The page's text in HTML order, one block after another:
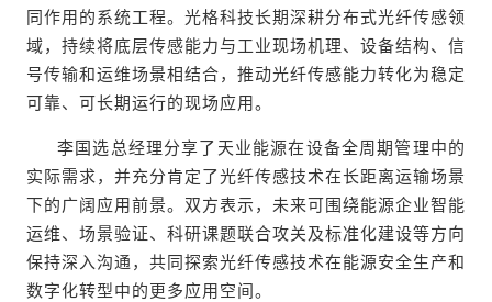
同作用的系统工程。光格科技长期深耕分布式光纤传感领
域，持续将底层传感能力与工业现场机理、设备结构、信
号传输和运维场景相结合，推动光纤传感能力转化为稳定
可靠、可长期运行的现场应用。
李国选总经理分享了天业能源在设备全周期管理中的
实际需求，并充分肯定了光纤传感技术在长距离运输场景
下的广阔应用前景。双方表示，未来可围绕能源企业智能
运维、场景验证、科研课题联合攻关及标准化建设等方向
保持深入沟通，共同探索光纤传感技术在能源安全生产和
数字化转型中的更多应用空间。